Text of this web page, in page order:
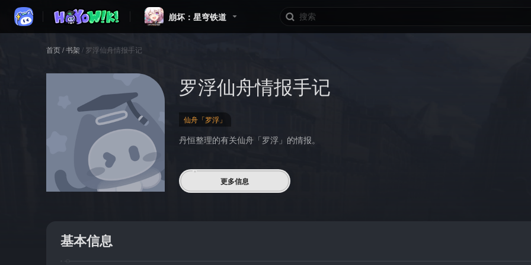
崩坏：星穹铁道
首页/书架 / 罗浮仙舟情报手记
罗浮仙舟情报手记
仙舟「罗浮」
丹恒整理的有关仙舟「罗浮」的情报。
更多信息
基本信息